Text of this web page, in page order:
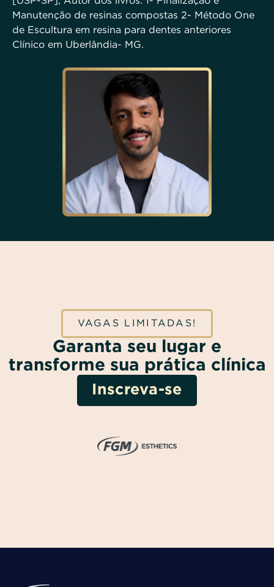
Manutenção de resinas compostas 2- Método One
de Escultura em resina para dentes anteriores
Clínico em Uberlândia- MG.
VAGAS LIMITADAS!
Garanta seu lugar e
transforme sua prática clínica
Inscreva-se